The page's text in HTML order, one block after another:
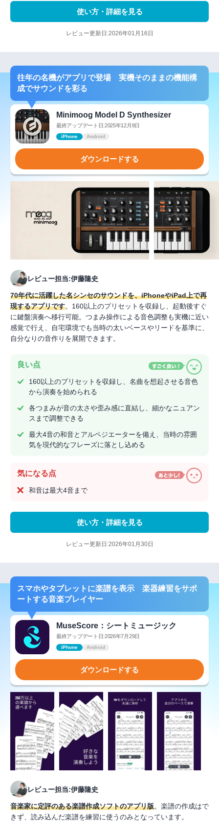
使い方・詳細を見る
レビュー更新日:2026年01月16日
往年の名機がアプリで登場 実機そのままの機能構
成でサウンドを彩る
Minimoog Model D Synthesizer
最終アップデート日:2025年12月8日
iPhone Android
ダウンロードする
レビュー担当:伊藤隆史
70年代に活躍した名シンセのサウンドを、iPhoneやiPad上で再
現するアプリです。160以上のプリセットを収録し、起動後すぐ
に鍵盤演奏へ移行可能。つまみ操作による音色調整も実機に近い
感覚で行え、自宅環境でも当時の太いベースやリードを基準に、
自分なりの音作りを展開できます。
良い点
160以上のプリセットを収録し、名曲を想起させる音色
から演奏を始められる
各つまみが音の太さや歪み感に直結し、細かなニュアン
スまで調整できる
最大4音の和音とアルペジエーターを備え、当時の雰囲
気を現代的なフレーズに落とし込める
気になる点
和音は最大4音まで
使い方・詳細を見る
レビュー更新日:2026年01月30日
スマホやタブレットに楽譜を表示 楽器練習をサポ
ートする音楽プレイヤー
MuseScore：シートミュージック
最終アップデート日:2026年7月29日
iPhone Android
ダウンロードする
レビュー担当:伊藤隆史
音楽家に定評のある楽譜作成ソフトのアプリ版。楽譜の作成はで
きず、読み込んだ楽譜を練習に使うのみとなっています。